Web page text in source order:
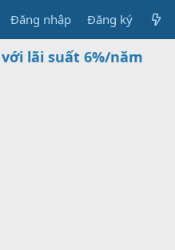
Đăng nhập Đăng ký
lãi suất 6%/năm